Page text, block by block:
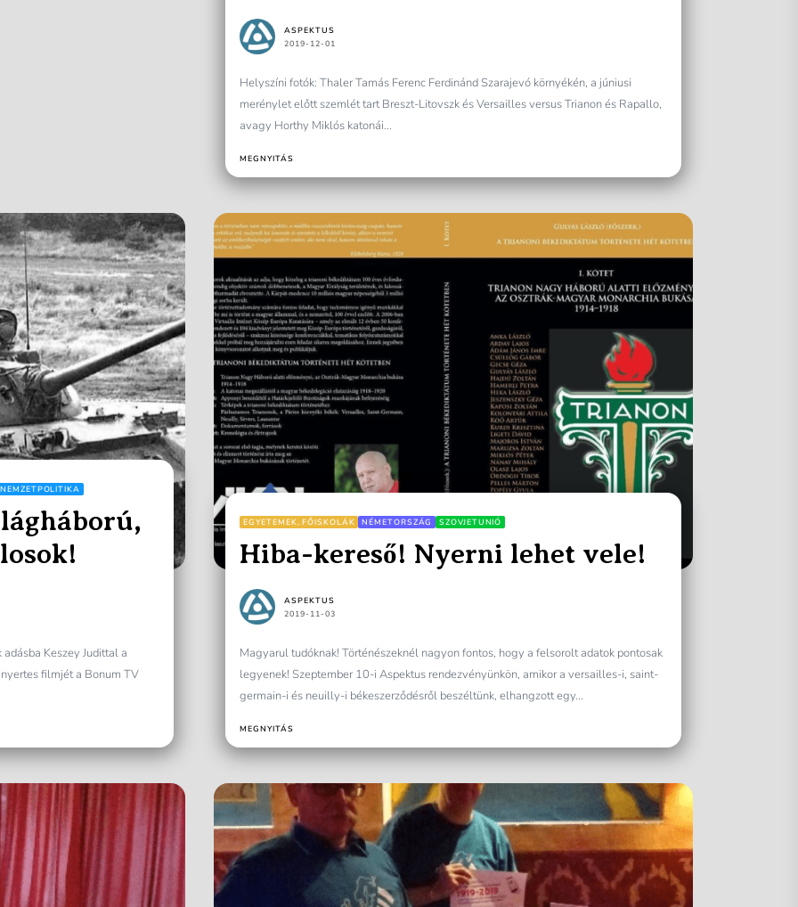
ASPEKTUS
2019-12-01
Helyszíni fotók: Thaler Tamás Ferenc Ferdinánd Szarajevó környékén, a júniusi
merénylet előtt szemlét tart Breszt-Litovszk és Versailles versus Trianon és Rapallo,
avagy Horthy Miklós katonái...
MEGNYITÁS
NEMZETPOLITIKA
Keszey Judittal a
filmjét a Bonum TV
EGYETEMEK, FŐISKOLÁK NÉMETORSZÁG SZOVJETUNIÓ
Hiba-kereső! Nyerni lehet vele!
ASPEKTUS
2019-11-03
Magyarul tudóknak! Történészeknél nagyon fontos, hogy a felsorolt adatok pontosak
legyenek! Szeptember 10-i Aspektus rendezvényünkön, amikor a versailles-i, saint-
germain-i és neuilly-i békeszerződésről beszéltünk, elhangzott egy...
MEGNYITÁS